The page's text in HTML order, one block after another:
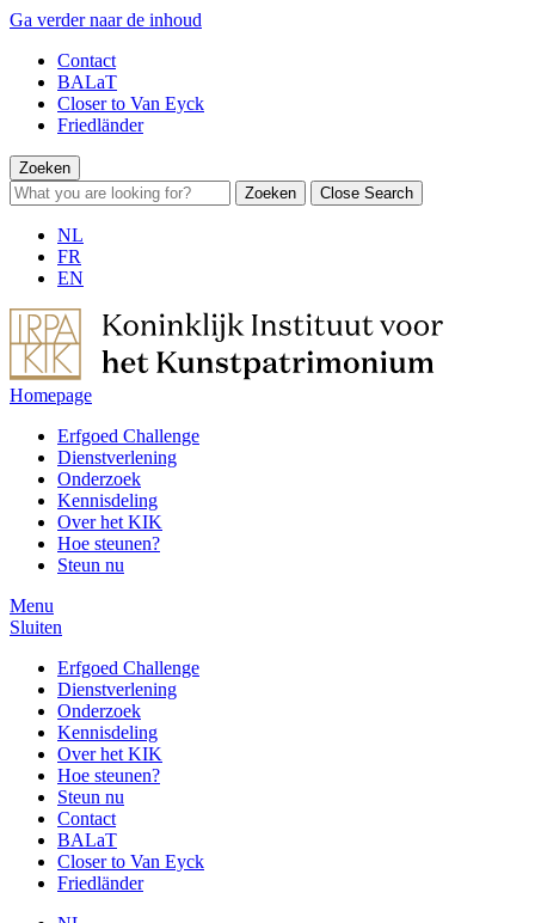
Ga verder naar de inhoud
Contact
BALaT
Closer to Van Eyck
Friedländer
Zoeken
Zoeken
Close Search
NL
FR
EN
Homepage
Erfgoed Challenge
Dienstverlening
Onderzoek
Kennisdeling
Over het KIK
Hoe steunen?
Steun nu
Menu
Sluiten
Erfgoed Challenge
Dienstverlening
Onderzoek
Kennisdeling
Over het KIK
Hoe steunen?
Steun nu
Contact
BALaT
Closer to Van Eyck
Friedländer